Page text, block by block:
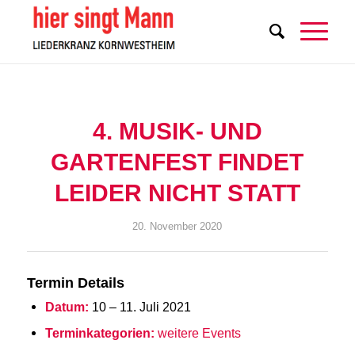
4. MUSIK- UND
GARTENFEST FINDET
LEIDER NICHT STATT
20. November 2020
Termin Details
Datum: 10– 11. Juli 2021
Terminkategorien: weitere Events